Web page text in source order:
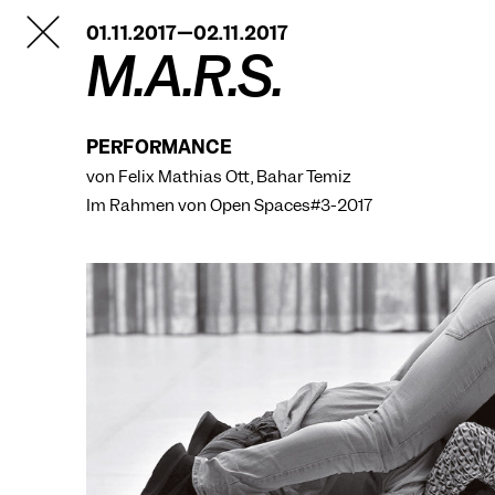
TANZFABRIK
BERLIN01.11.2017—02.11.2017
M.A.R.S.
PERFORMANCE
von Felix Mathias Ott, Bahar Temiz
Im Rahmen von Open Spaces#3-2017